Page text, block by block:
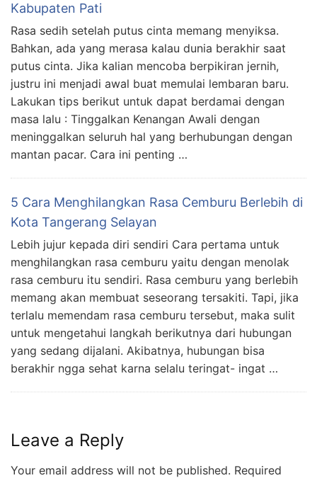
Kabupaten Pati
Rasa sedih setelah putus cinta memang menyiksa.
Bahkan, ada yang merasa kalau dunia berakhir saat
putus cinta. Jika kalian mencoba berpikiran jernih,
justru ini menjadi awal buat memulai lembaran baru.
Lakukan tips berikut untuk dapat berdamai dengan
masa lalu : Tinggalkan Kenangan Awali dengan
meninggalkan seluruh hal yang berhubungan dengan
mantan pacar. Cara ini penting …
5 Cara Menghilangkan Rasa Cemburu Berlebih di
Kota Tangerang Selayan
Lebih jujur kepada diri sendiri Cara pertama untuk
menghilangkan rasa cemburu yaitu dengan menolak
rasa cemburu itu sendiri. Rasa cemburu yang berlebih
memang akan membuat seseorang tersakiti. Tapi, jika
terlalu memendam rasa cemburu tersebut, maka sulit
untuk mengetahui langkah berikutnya dari hubungan
yang sedang dijalani. Akibatnya, hubungan bisa
berakhir ngga sehat karna selalu teringat- ingat …
Leave a Reply
Your email address will not be published. Required